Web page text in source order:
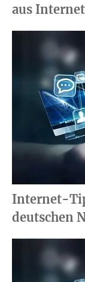
aus
Internet-
deutschen